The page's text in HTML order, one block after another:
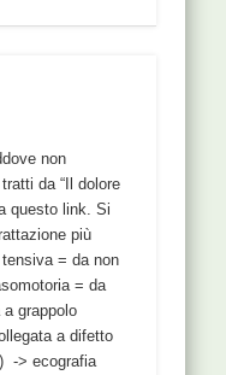
non
da “Il dolore
questo link. Si
più
= da non
= da
grappolo
a difetto
-> ecografia